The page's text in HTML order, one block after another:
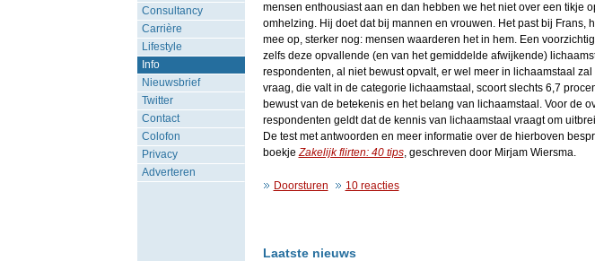
Consultancy
Carrière
Lifestyle
Info
Nieuwsbrief
Twitter
Contact
Colofon
Privacy
Adverteren
mensen enthousiast aan en dan hebben we het niet over een tikje
omhelzing. Hij doet dat bij mannen en vrouwen. Het past bij Frans,
mee op, sterker nog: mensen waarderen het in hem. Een
zelfs deze opvallende (en van het gemiddelde afwijkende)
respondenten, al niet bewust opvalt, er wel meer in lichaamstaal
vraag, die valt in de categorie lichaamstaal, scoort slechts 6,7
bewust van de betekenis en het belang van lichaamstaal. Voor de
respondenten geldt dat de kennis van lichaamstaal vraagt om
De test met antwoorden en meer informatie over de hierboven
boekjeZakelijk flirten: 40 tips, geschreven door Mirjam Wiersma.
Doorsturen 10 reacties
Laatste nieuws